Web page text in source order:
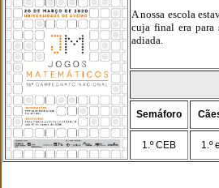
A nossa escola
cuja final era para
adiada.
Semáforo
1.º CEB 1.º